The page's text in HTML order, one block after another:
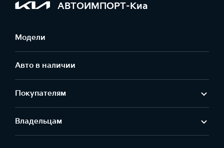
АВТОИМПОРТ-Киа
Модели
Авто в наличии
Покупателям
Владельцам